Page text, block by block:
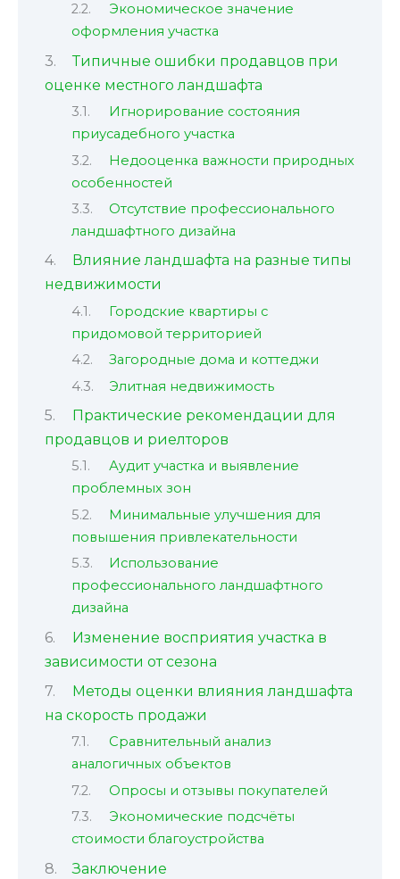
Экономическое значение
оформления участка
Типичные ошибки продавцов при
оценке местного ландшафта
Игнорирование состояния
приусадебного участка
Недооценка важности природных
особенностей
Отсутствие профессионального
ландшафтного дизайна
Влияние ландшафта на разные типы
недвижимости
Городские квартиры с
придомовой территорией
Загородные дома и коттеджи
Элитная недвижимость
Практические рекомендации для
продавцов и риелторов
Аудит участка и выявление
проблемных зон
Минимальные улучшения для
повышения привлекательности
Использование
профессионального ландшафтного
дизайна
Изменение восприятия участка в
зависимости от сезона
Методы оценки влияния ландшафта
на скорость продажи
Сравнительный анализ
аналогичных объектов
Опросы и отзывы покупателей
Экономические подсчёты
стоимости благоустройства
Заключение